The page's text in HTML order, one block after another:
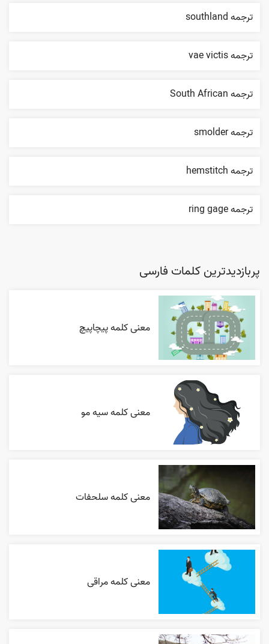
ترجمه southland
ترجمه vae victis
ترجمه South African
ترجمه smolder
ترجمه hemstitch
ترجمه ring gage
پربازدیدترین کلمات فارسی
معنی کلمه پیچاپیچ
معنی کلمه سیه مو
معنی کلمه سلحفات
معنی کلمه مراقی